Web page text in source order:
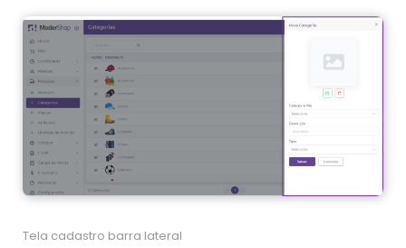
Tela cadastro barra lateral